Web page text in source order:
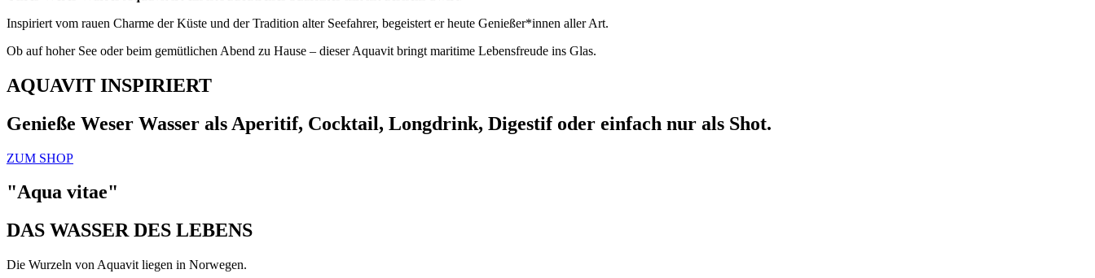
Inspiriert vom rauen Charme der Küste und der Tradition alter Seefahrer, begeistert er heute Genießer*innen aller Art.
Ob auf hoher See oder beim gemütlichen Abend zu Hause – dieser Aquavit bringt maritime Lebensfreude ins Glas.
AQUAVIT INSPIRIERT
Genieße Weser Wasser als Aperitif, Cocktail, Longdrink, Digestif oder einfach nur als Shot.
ZUM SHOP
"Aqua vitae"
DAS WASSER DES LEBENS
Die Wurzeln von Aquavit liegen in Norwegen.